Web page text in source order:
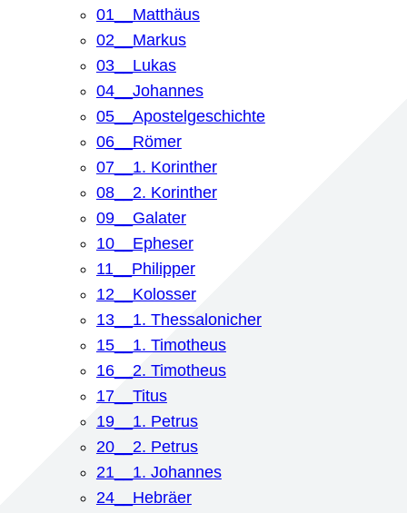
01__Matthäus
02__Markus
03__Lukas
04__Johannes
05__Apostelgeschichte
06__Römer
07__1. Korinther
08__2. Korinther
09__Galater
10__Epheser
11__Philipper
12__Kolosser
13__1. Thessalonicher
15__1. Timotheus
16__2. Timotheus
17__Titus
19__1. Petrus
20__2. Petrus
21__1. Johannes
24__Hebräer